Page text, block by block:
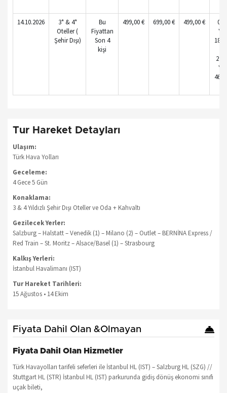
14.10.2026
3* & 4*
Oteller (
Şehir Dışı)
Bu
Fiyattan
Son 4
kişi
499,00€ 699,00€ 499,00€
0 -
Yaş
2 -
Yaş
Tur Hareket Detayları
Ulaşım:
Türk Hava Yolları
Geceleme:
4 Gece 5 Gün
Konaklama:
3 & 4 Yıldızlı Şehir Dışı Oteller ve Oda + Kahvaltı
Gezilecek Yerler:
Salzburg – Halstatt – Venedik (1) – Milano (2) – Outlet – BERNİNA Express /
Red Train – St. Moritz – Alsace/Basel (1) – Strasbourg
Kalkış Yerleri:
İstanbul Havalimanı (IST)
Tur Hareket Tarihleri:
15 Ağustos • 14 Ekim
Fiyata Dahil Olan &Olmayan
Fiyata Dahil Olan Hizmetler
Türk Havayolları tarifeli seferleri ile İstanbul HL (IST) – Salzburg HL (SZG) //
Stuttgart HL (STR) İstanbul HL (IST) parkurunda gidiş dönüş ekonomi sınıfı
uçak bileti,